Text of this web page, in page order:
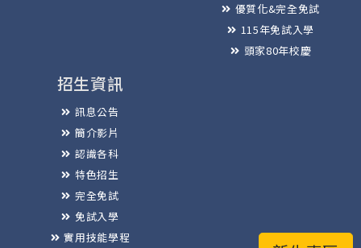
優質化&完全免試
115年免試入學
頭家80年校慶
招生資訊
訊息公告
簡介影片
認識各科
特色招生
完全免試
免試入學
實用技能學程